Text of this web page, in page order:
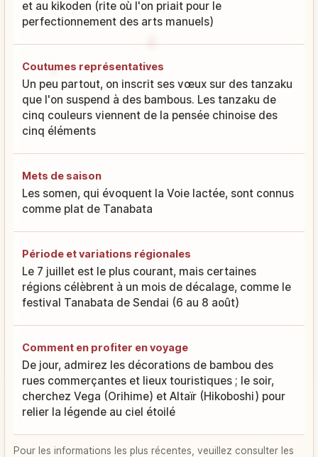
et au kikoden (rite où l'on priait pour le
perfectionnement des arts manuels)
Coutumes représentatives
Un peu partout, on inscrit ses vœux sur des tanzaku
que l'on suspend à des bambous. Les tanzaku de
cinq couleurs viennent de la pensée chinoise des
cinq éléments
Mets de saison
Les somen, qui évoquent la Voie lactée, sont connus
comme plat de Tanabata
Période et variations régionales
Le 7 juillet est le plus courant, mais certaines
régions célèbrent à un mois de décalage, comme le
festival Tanabata de Sendai (6 au 8 août)
Comment en profiter en voyage
De jour, admirez les décorations de bambou des
rues commerçantes et lieux touristiques ; le soir,
cherchez Vega (Orihime) et Altaïr (Hikoboshi) pour
relier la légende au ciel étoilé
Pour les informations les plus récentes, veuillez consulter les